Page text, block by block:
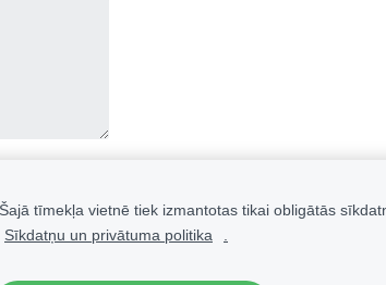
Šajā tīmekļa vietnē tiek izmantotas tikai obligātās
Sīkdatņu un privātuma politika